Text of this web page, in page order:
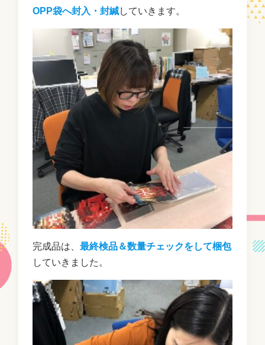
OPP袋へ封入・封緘していきます。
完成品は、最終検品＆数量チェックをして梱包
していきました。